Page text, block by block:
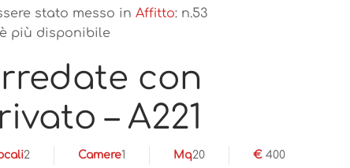
stato messo in Affitto: n.53
più disponibile
con
– A221
2 Camere1 Mq20 € 400